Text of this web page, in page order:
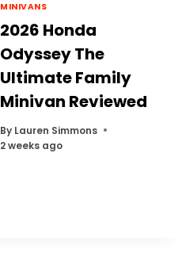
MINIVANS
2026 Honda
Odyssey The
Ultimate Family
Minivan Reviewed
By Lauren Simmons
2 weeks ago